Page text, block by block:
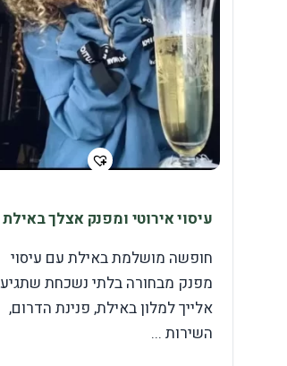
עיסוי אירוטי ומפנק אצלך באילת
חופשה מושלמת באילת עם עיסוי
מפנק מבחורה בלתי נשכחת שתגיע
אלייך למלון באילת, פנינת הדרום,
השירות ...